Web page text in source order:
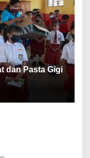
dan Pasta Gigi